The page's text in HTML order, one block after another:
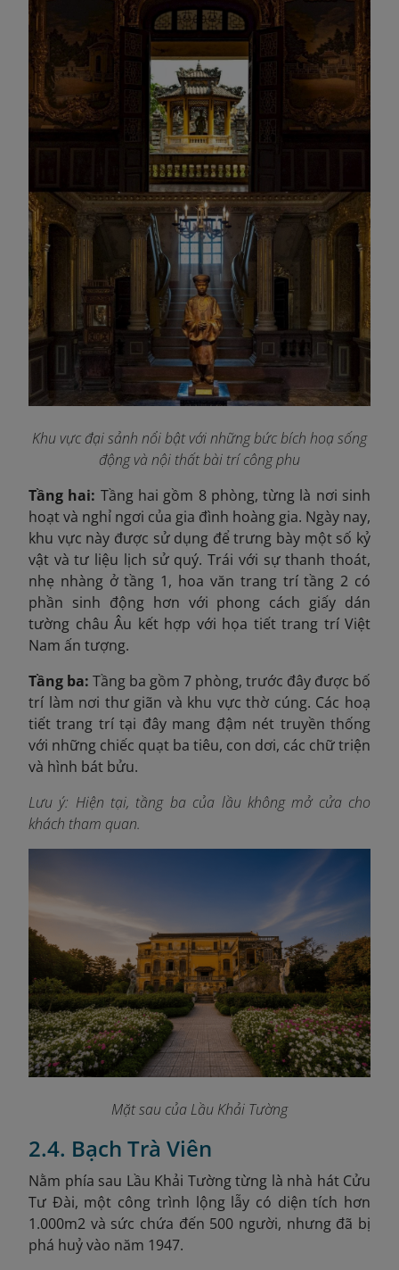
Khu vực đại sảnh nổi bật với những bức bích hoạ sống
động và nội thất bài trí công phu
Tầng hai: Tầng hai gồm 8 phòng, từng là nơi sinh
hoạt và nghỉ ngơi của gia đình hoàng gia. Ngày nay,
khu vực này được sử dụng để trưng bày một số kỷ
vật và tư liệu lịch sử quý. Trái với sự thanh thoát,
nhẹ nhàng ở tầng 1, hoa văn trang trí tầng 2 có
phần sinh động hơn với phong cách giấy dán
tường châu Âu kết hợp với họa tiết trang trí Việt
Nam ấn tượng.
Tầng ba: Tầng ba gồm 7 phòng, trước đây được bố
trí làm nơi thư giãn và khu vực thờ cúng. Các hoạ
tiết trang trí tại đây mang đậm nét truyền thống
với những chiếc quạt ba tiêu, con dơi, các chữ triện
và hình bát bửu.
Lưu ý: Hiện tại, tầng ba của lầu không mở cửa cho
khách tham quan.
Mặt sau của Lầu Khải Tường
2.4. Bạch Trà Viên
Nằm phía sau Lầu Khải Tường từng là nhà hát Cửu
Tư Đài, một công trình lộng lẫy có diện tích hơn
1.000m2 và sức chứa đến 500 người, nhưng đã bị
phá huỷ vào năm 1947.